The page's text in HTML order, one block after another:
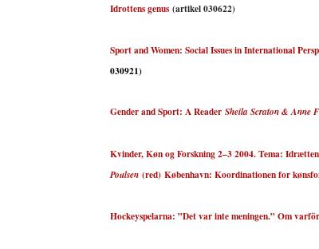
Idrottens genus (artikel 030622)
Sport and Women: Social Issues in International
030921)
Gender and Sport: A Reader Sheila Scraton & Anne
Kvinder, Køn og Forskning 2–3 2004. Tema:
Poulsen (red) København: Koordinationen for
Hockeyspelarna: ”Det var inte meningen.” Om